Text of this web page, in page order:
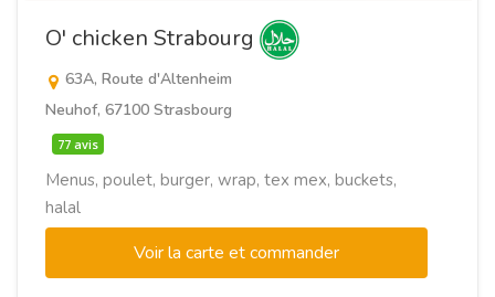
O' chicken Strabourg
63A, Route d'Altenheim
Neuhof, 67100 Strasbourg
77 avis
Menus, poulet, burger, wrap, tex mex, buckets,
halal
Voir la carte et commander